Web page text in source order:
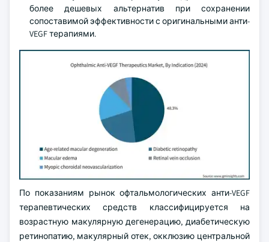
более дешевых альтернатив при сохранении
сопоставимой эффективности с оригинальными анти-
VEGF терапиями.
По показаниям рынок офтальмологических анти-VEGF
терапевтических средств классифицируется на
возрастную макулярную дегенерацию, диабетическую
ретинопатию, макулярный отек, окклюзию центральной